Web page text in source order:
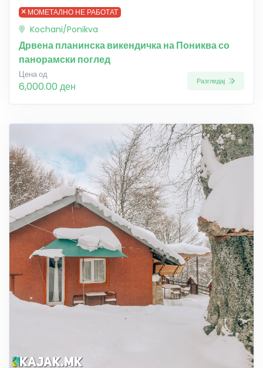
МОМЕТАЛНО НЕ РАБОТАТ
Kochani/Ponikva
Дрвена планинска викендичка на Пониква со
панорамски поглед
Цена од
6,000.00 ден Разгледај